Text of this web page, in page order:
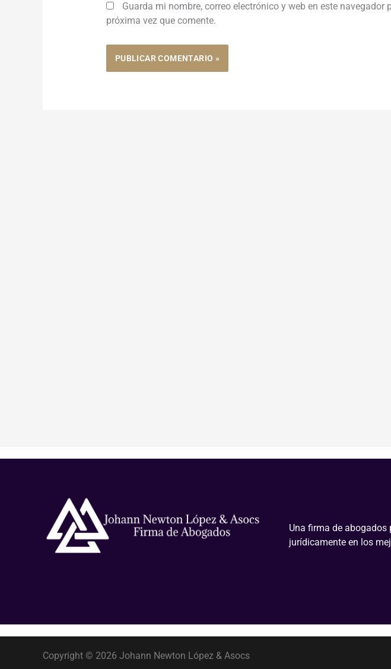
Guarda mi nombre, correo electrónico y web en este navegador
próxima vez que comente.
Una firma de abogados
jurídicamente en los
Copyright © 2026 Johann Newton López & Asocs